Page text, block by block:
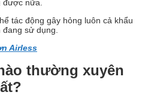
nữa.
tác động gây hỏng luôn cả khẩu
sử dụng.
Airless
thường xuyên